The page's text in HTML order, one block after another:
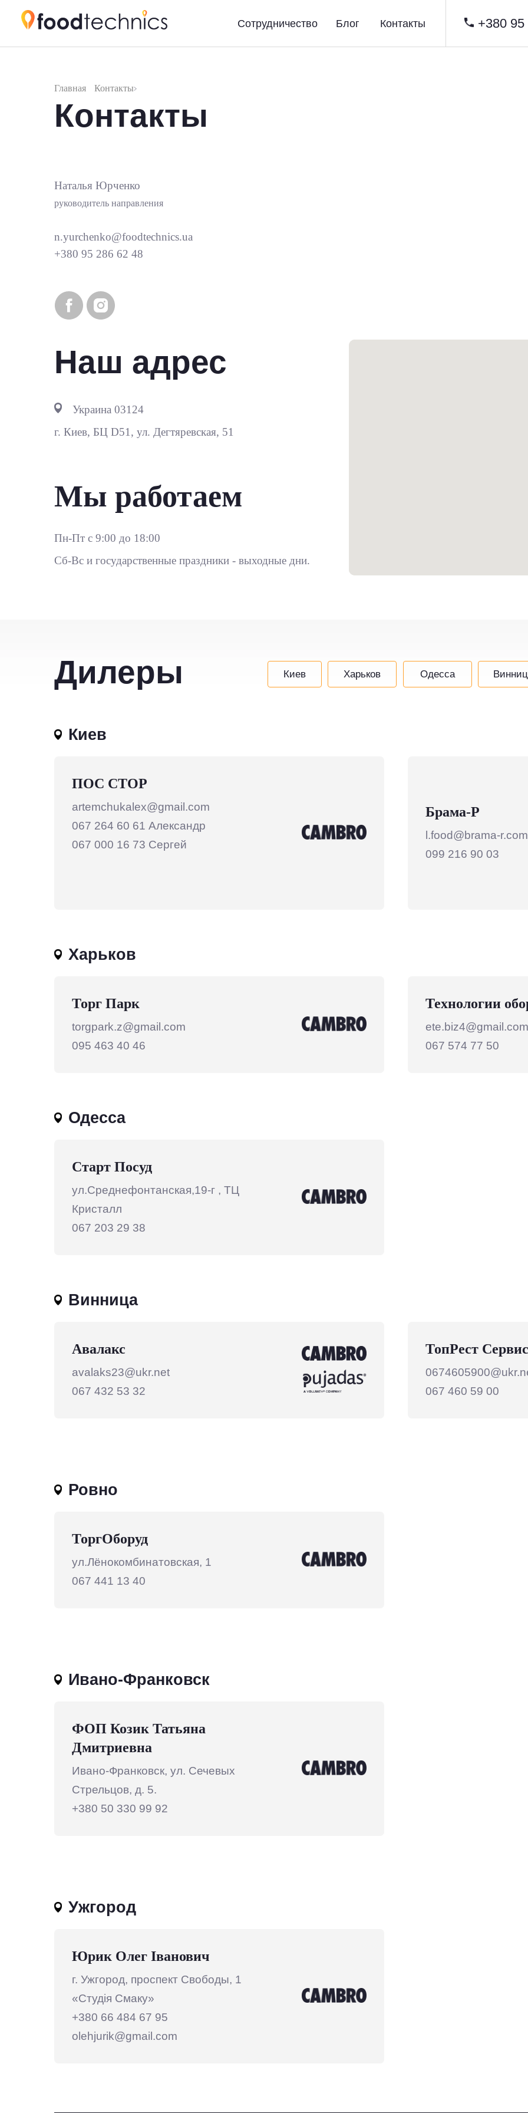
Сотрудничество Контакты +380
Блог
Главная Контакты
Контакты
Наталья Юрченко
руководитель направления
n.yurchenko@foodtechnics.ua
+380 95 286 62 48
Наш адрес
Украина 03124
г. Киев, БЦ D51, ул. Дегтяревская, 51
Мы работаем
Пн-Пт с 9:00 до 18:00
Сб-Вс и государственные праздники - выходные дни.
Дилеры Одесса
Киев Харьков
Киев
ПОС СТОР
artemchukalex@gmail.com
067 264 60 61 Александр
067 000 16 73 Сергей
Брама-Р
l.food@brama-r.com
099 216 90 03
Харьков
Торг Парк
torgpark.z@gmail.com
095 463 40 46
Технологии
ete.biz4@gmail.com
067 574 77 50
Одесса
Старт Посуд
ул.Среднефонтанская,19-г , ТЦ
Кристалл
067 203 29 38
Винница
Авалакс
avalaks23@ukr.net
067 432 53 32
ТопРест Сервис
067 460 59 00
Ровно
ТоргОборуд
ул.Лёнокомбинатовская, 1
067 441 13 40
Ивано-Франковск
ФОП Козик Татьяна
Дмитриевна
Ивано-Франковск, ул. Сечевых
Стрельцов, д. 5.
+380 50 330 99 92
Ужгород
Юрик Олег Іванович
г. Ужгород, проспект Свободы, 1
«Студія Смаку»
+380 66 484 67 95
olehjurik@gmail.com